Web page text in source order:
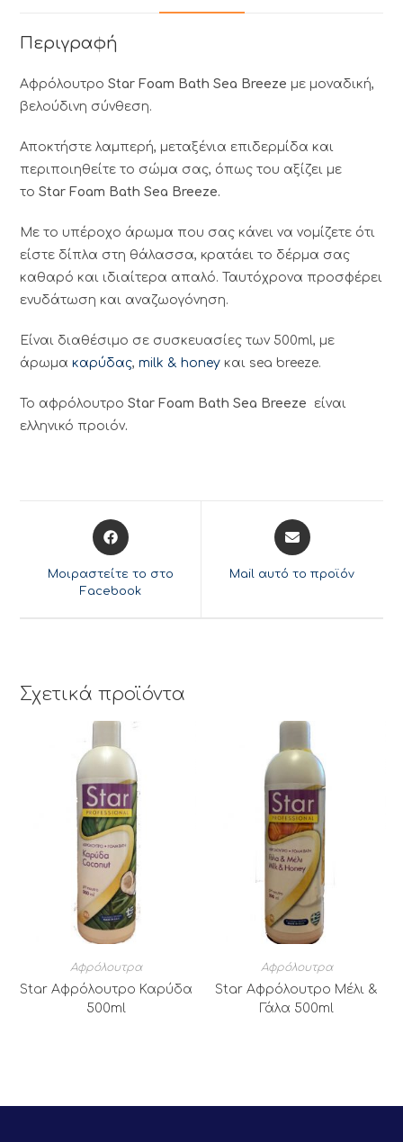
Περιγραφή
ΑφρόλουτροStar Foam Bath Sea Breeze με μοναδική,
βελούδινη σύνθεση.
Αποκτήστε λαμπερή, μεταξένια επιδερμίδα και
περιποιηθείτε το σώμα σας, όπως του αξίζει με
τοStar Foam Bath Sea Breeze.
Mε το υπέροχο άρωμα που σας κάνει να νομίζετε ότι
είστε δίπλα στη θάλασσα, κρατάει το δέρμα σας
καθαρό και ιδιαίτερα απαλό. Ταυτόχρονα προσφέρει
ενυδάτωση και αναζωογόνηση.
Είναι διαθέσιμο σε συσκευασίες των 500ml, με
άρωμακαρύδας,milk & honey και sea breeze.
Το αφρόλουτροStar Foam Bath Sea Breeze
είναι
ελληνικό προιόν.
Opens
in
new
Μοιραστείτε το στο
Facebook
Opens
in
Mail αυτό το προϊόν
Σχετικά προϊόντα
Αφρόλουτρα
Star Αφρόλουτρο Καρύδα
500ml
Αφρόλουτρα
Star Αφρόλουτρο Μέλι &
Γάλα 500ml